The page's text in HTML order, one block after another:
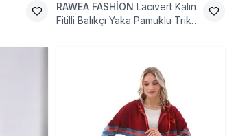
RAWEA FASHİON Lacivert Kalın
Fitilli Balıkçı Yaka Pamuklu Triko